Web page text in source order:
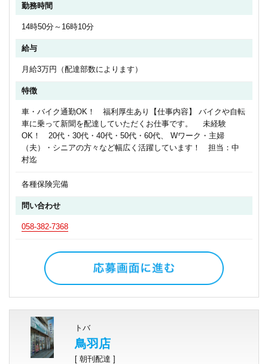
勤務時間
14時50分～16時10分
給与
月給3万円（配達部数によります）
特徴
車・バイク通勤OK！ 福利厚生あり【仕事内容】 バイクや自転
車に乗って新聞を配達していただくお仕事です。 未経験
OK！ 20代・30代・40代・50代・60代、 Wワーク・主婦
（夫）・シニアの方々など幅広く活躍しています！ 担当：中
村迄
各種保険完備
問い合わせ
058-382-7368
トバ
鳥羽店
[ 朝刊配達 ]